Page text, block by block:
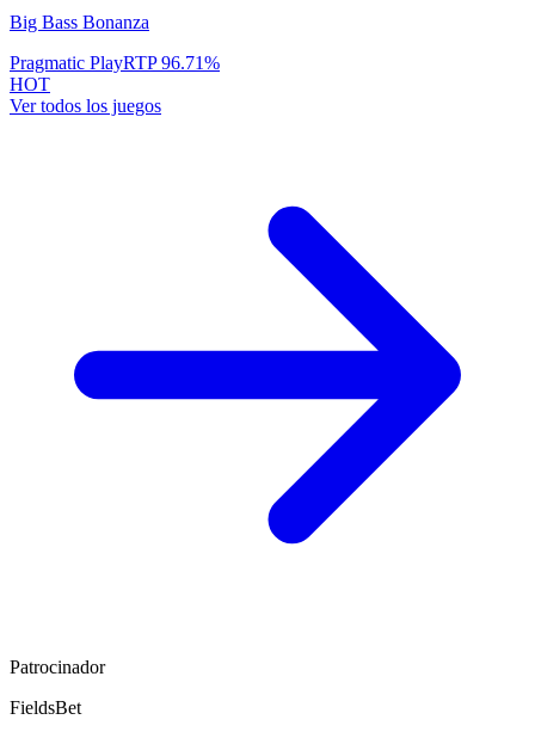
Big Bass Bonanza
Pragmatic PlayRTP96.71%
HOT
Ver todos los juegos
Patrocinador
FieldsBet